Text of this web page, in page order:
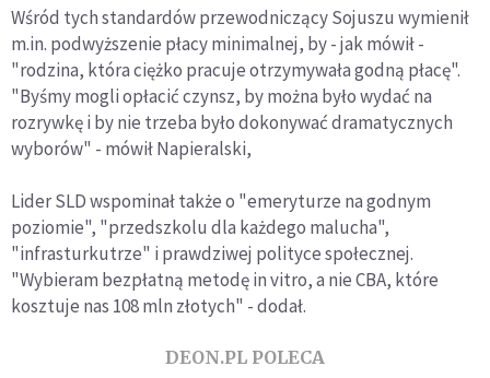
Wśród tych standardów przewodniczący Sojuszu wymienił
m.in. podwyższenie płacy minimalnej, by - jak mówił -
"rodzina, która ciężko pracuje otrzymywała godną płacę".
"Byśmy mogli opłacić czynsz, by można było wydać na
rozrywkę i by nie trzeba było dokonywać dramatycznych
wyborów" - mówił Napieralski,
Lider SLD wspominał także o "emeryturze na godnym
poziomie", "przedszkolu dla każdego malucha",
"infrasturkutrze" i prawdziwej polityce społecznej.
"Wybieram bezpłatną metodę in vitro, a nie CBA, które
kosztuje nas 108 mln złotych" - dodał.
DEON.PL POLECA